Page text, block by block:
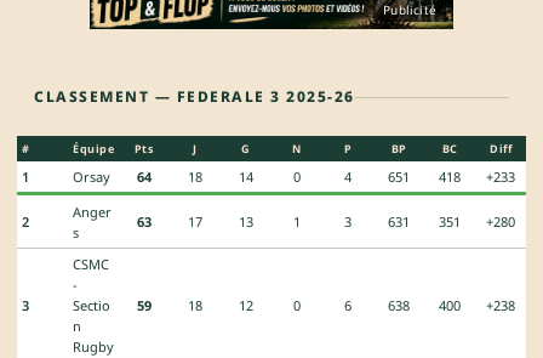
Publicité
CLASSEMENT — FEDERALE 3 2025-26
# Équipe Pts J G N P BP BC Diff
1 Orsay 64 18 14 0 4 651 418 +233
2
Anger
s
63 17 13 1 3 631 351 +280
3
CSMC
-
Sectio
n
Rugby
59 18 12 0 6 638 400 +238